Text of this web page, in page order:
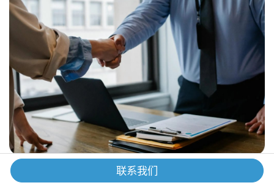
裁员潮下：如何选对合适的职业过渡服务？
联系我们